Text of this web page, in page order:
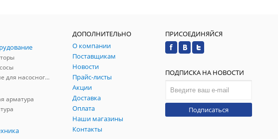
Комплектующие для насосного оборудования
арматура
ДОПОЛНИТЕЛЬНО
О компании
Поставщикам
Новости
Прайс-листы
Акции
Доставка
Оплата
Наши магазины
Контакты
ПРИСОЕДИНЯЙСЯ
ПОДПИСКА НА НОВОСТИ
Подписаться